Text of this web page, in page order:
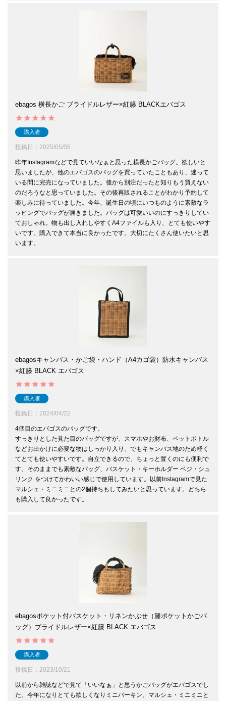
ebagos 横長かご ブライドルレザー×紅籐 BLACKエバゴス
購入者
投稿日 2025/05/05
昨年Instagramなどで見ていいなぁと思った横長かごバッグ。欲しいと
思いましたが、他のエバゴスのバッグを買っていたこともあり、迷って
いる間に完売になっていました。後から別注だったと知りもう買えない
のだろうなと思っていました。その後再販されることがわかり予約して
楽しみに待っていました。今年、誕生日の頃にいつものように素敵なラ
ッピングでバッグが届きました。バッグは可愛いいのにすっきりしてい
ておしゃれ。物も出し入れしやすくA4ファイルも入り、とても使いやす
いです。購入できて本当に良かったです。大切にたくさん使いたいと思
います。
ebagosキャンバス・かご袋・ハンド（A4カゴ袋）防水キャンバス
×紅籐 BLACK エバゴス
購入者
投稿日 2024/04/22
4個目のエバゴスのバッグです。
すっきりとした見た目のバッグですが、スマホやお財布、ペットボトル
などお出かけに必要な物はしっかり入り、でもキャンバス地のため軽く
てとても使いやすいです。自立できるので、ちょっと置くのにも便利で
す。そのままでも素敵なバッグ、バスケット・キーホルダー ベジ・シュ
リンク をつけてかわいい感じで使用しています。以前Instagramで見た
マルシェ・ミニミニとの2個持ちもしてみたいと思っています。どちら
も購入して良かったです。
ebagosポケット付バスケット・リネンかぶせ（籐ポケットかごバ
ッグ）ブライドルレザー×紅籐 BLACK エバゴス
購入者
投稿日 2023/10/21
以前から雑誌などで見て「いいなぁ」と思うかごバッグがエバゴスでし
た。今年になりとても欲しくなりミニバーキン、マルシェ・ミニミニと